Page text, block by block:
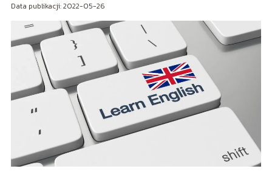
Data publikacji: 2022-05-26